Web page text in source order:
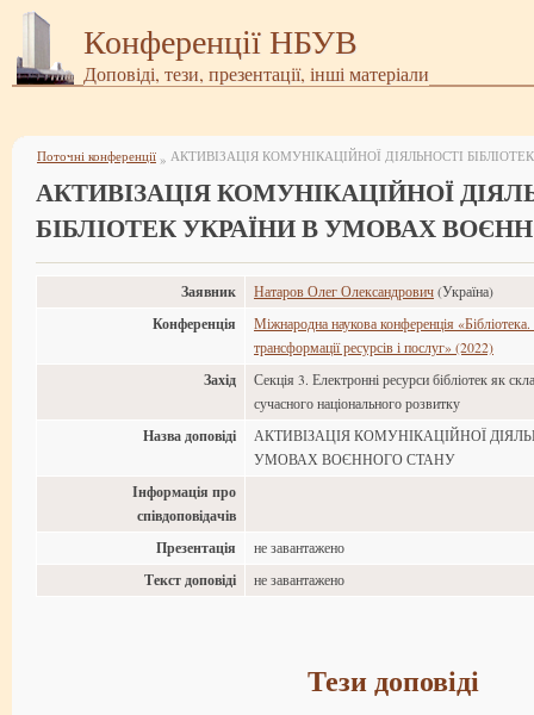
Конференції НБУВ
Доповіді, тези, презентації, інші матеріали
Поточні конференції »
АКТИВІЗАЦІЯ КОМУНІКАЦІЙНОЇ
БІБЛІОТЕК УКРАЇНИ В УМОВАХ
Заявник Натаров Олег Олександрович (Україна)
Конференція
Міжнародна наукова конференція
трансформації ресурсів і послуг» (2022)
Захід
Секція 3. Електронні ресурси бібліотек як
сучасного національного розвитку
Назва доповіді
АКТИВІЗАЦІЯ КОМУНІКАЦІЙНОЇ
УМОВАХ ВОЄННОГО СТАНУ
Інформація про
співдоповідачів
Презентація
не завантажено
Текст доповіді не завантажено
Тези доповіді